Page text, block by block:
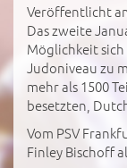
Veröffentlicht
Das zweite
Möglichkeit
Judoniveau zu
mehr als 1500
besetzten,
Vom PSV
Finley Bischoff